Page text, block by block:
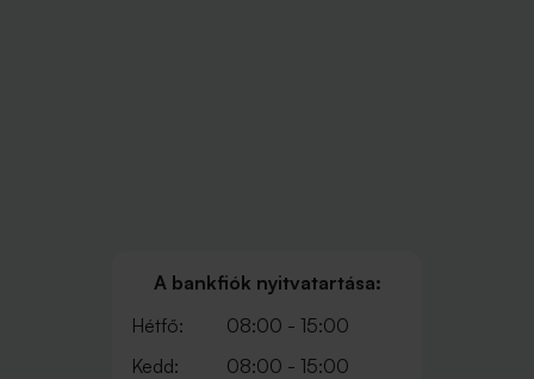
A bankfiók nyitvatartása:
Hétfő:
08:00 - 15:00
Kedd:
08:00 - 15:00